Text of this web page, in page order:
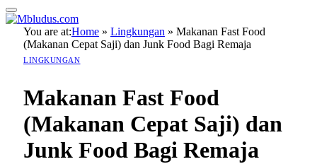
You are at:Home » Lingkungan » Makanan Fast Food
(Makanan Cepat Saji) dan Junk Food Bagi Remaja
LINGKUNGAN
Makanan Fast Food
(Makanan Cepat Saji) dan
Junk Food Bagi Remaja